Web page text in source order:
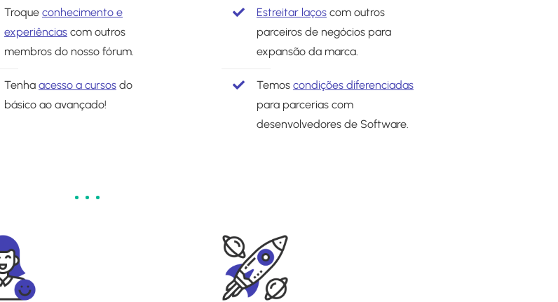
Troque conhecimento e
experiênciascom outros
membros do nosso fórum.
Tenha acesso a cursosdo
básico ao avançado!
Estreitar laçoscom outros
parceiros de negócios para
expansão da marca.
Temos condições diferenciadas
para parcerias com
desenvolvedores de Software.